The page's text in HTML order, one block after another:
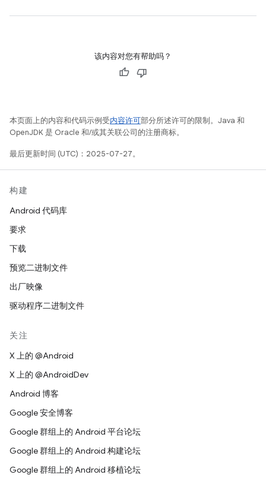
该内容对您有帮助吗？
本页面上的内容和代码示例受内容许可部分所述许可的限制。Java 和
OpenJDK 是 Oracle 和/或其关联公司的注册商标。
最后更新时间 (UTC)：2025-07-27。
构建
Android 代码库
要求
下载
预览二进制文件
出厂映像
驱动程序二进制文件
关注
X 上的 @Android
X 上的 @AndroidDev
Android 博客
Google 安全博客
Google 群组上的 Android 平台论坛
Google 群组上的 Android 构建论坛
Google 群组上的 Android 移植论坛